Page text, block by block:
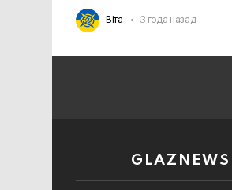
Віта 3 года назад
GLAZNEWS